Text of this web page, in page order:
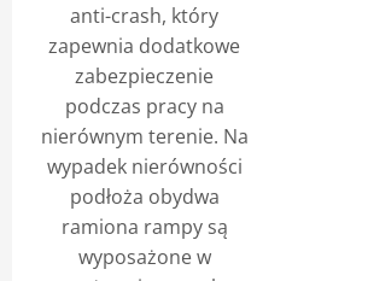
anti-crash, który
zapewnia dodatkowe
zabezpieczenie
podczas pracy na
nierównym terenie. Na
wypadek nierówności
podłoża obydwa
ramiona rampy są
wyposażone w